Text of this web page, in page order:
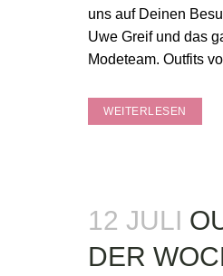
uns auf Deinen
Uwe Greif und das
Modeteam. Outfits
WEITERLESEN
12 JULI
DER